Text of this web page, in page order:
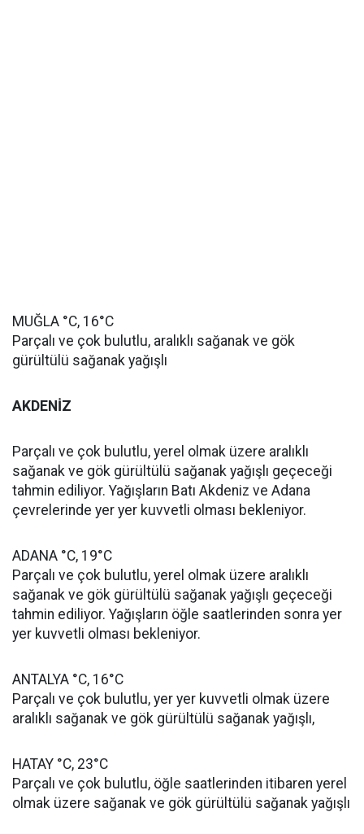
MUĞLA °C, 16°C
Parçalı ve çok bulutlu, aralıklı sağanak ve gök
gürültülü sağanak yağışlı
AKDENİZ
Parçalı ve çok bulutlu, yerel olmak üzere aralıklı
sağanak ve gök gürültülü sağanak yağışlı geçeceği
tahmin ediliyor. Yağışların Batı Akdeniz ve Adana
çevrelerinde yer yer kuvvetli olması bekleniyor.
ADANA °C, 19°C
Parçalı ve çok bulutlu, yerel olmak üzere aralıklı
sağanak ve gök gürültülü sağanak yağışlı geçeceği
tahmin ediliyor. Yağışların öğle saatlerinden sonra yer
yer kuvvetli olması bekleniyor.
ANTALYA °C, 16°C
Parçalı ve çok bulutlu, yer yer kuvvetli olmak üzere
aralıklı sağanak ve gök gürültülü sağanak yağışlı,
HATAY °C, 23°C
Parçalı ve çok bulutlu, öğle saatlerinden itibaren yerel
olmak üzere sağanak ve gök gürültülü sağanak yağışlı